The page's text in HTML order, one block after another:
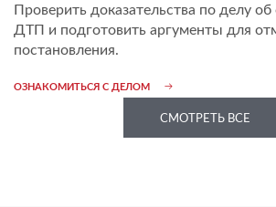
Проверить доказательства по делу
ДТП и подготовить аргументы для
постановления.
ОЗНАКОМИТЬСЯ С ДЕЛОМ
СМОТРЕТЬ ВСЕ